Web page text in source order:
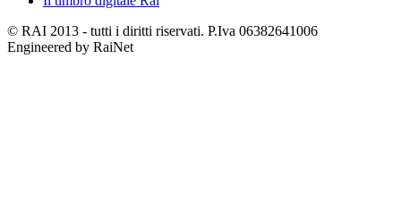
© RAI 2013 - tutti i diritti riservati. P.Iva 06382641006
Engineered by RaiNet